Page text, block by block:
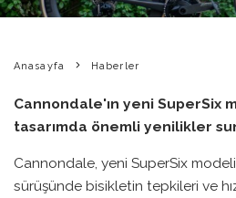
Anasayfa Haberler
Cannondale'ın yeni SuperSix
tasarımda önemli yenilikler
Cannondale, yeni SuperSix
sürüşünde bisikletin tepkileri ve